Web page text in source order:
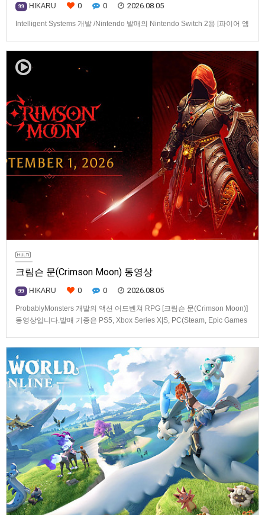
99 HIKARU 0 0 2026.08.05
Intelligent Systems 개발 /Nintendo 발매의 Nintendo Switch 2용 [파이어 엠
크림슨 문(Crimson Moon) 동영상
99 HIKARU 0 0 2026.08.05
ProbablyMonsters 개발의 액션 어드벤쳐 RPG [크림슨 문(Crimson Moon)]
동영상입니다.발매 기종은 PS5, Xbox Series X|S, PC(Steam, Epic Games